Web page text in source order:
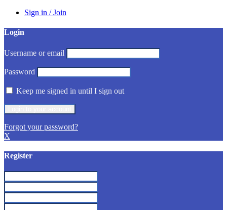
Sign in / Join
Login
Username or email
Password
Keep me signed in until I sign out
Forgot your password?
X
Register